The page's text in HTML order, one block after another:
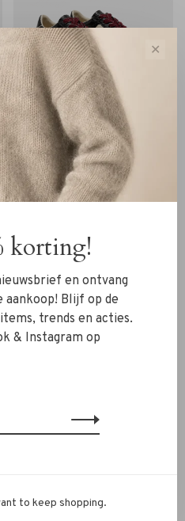
Janice
Janice Stanley Sneakers
Handbal Vintage Snake
Handbal Vintage camel
✕
korting!
en ontvang
Blijf op de
trends en acties.
& Instagram op
to keep shopping.